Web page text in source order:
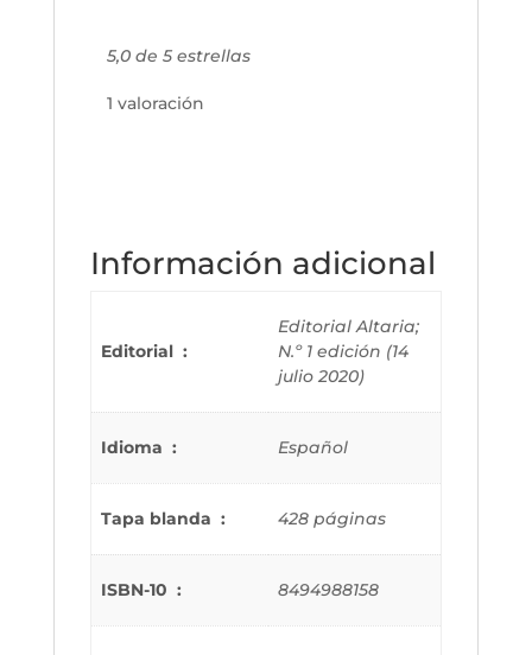
5,0 de 5 estrellas
1 valoración
Información adicional
Editorial ‏ : ‎
Editorial Altaria;
N.º 1 edición (14
julio 2020)
Idioma ‏ : ‎ Español
Tapa blanda ‏ : ‎ 428 páginas
ISBN-10 ‏ : ‎ 8494988158